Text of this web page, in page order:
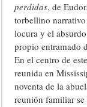
perdidas, de
torbellino
locura y el
propio entramado
En el centro de
reunida en
noventa de la
reunión familiar se